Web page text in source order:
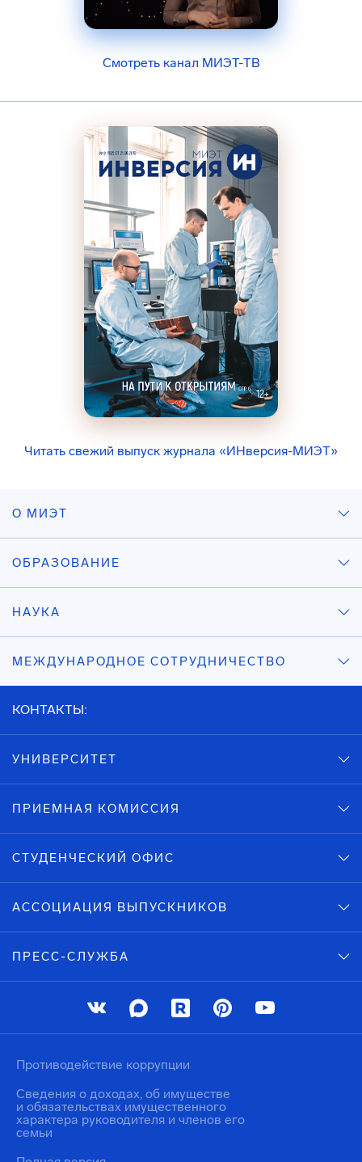
Смотреть канал МИЭТ-ТВ
Читать свежий выпуск журнала «ИНверсия-МИЭТ»
О МИЭТ
ОБРАЗОВАНИЕ
НАУКА
МЕЖДУНАРОДНОЕ СОТРУДНИЧЕСТВО
КОНТАКТЫ:
УНИВЕРСИТЕТ
ПРИЕМНАЯ КОМИССИЯ
СТУДЕНЧЕСКИЙ ОФИС
АССОЦИАЦИЯ ВЫПУСКНИКОВ
ПРЕСС-СЛУЖБА
Противодействие коррупции
Сведения о доходах, об имуществе
и обязательствах имущественного
характера руководителя и членов его
семьи